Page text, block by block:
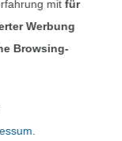
mitfür
Werbung
Browsing-